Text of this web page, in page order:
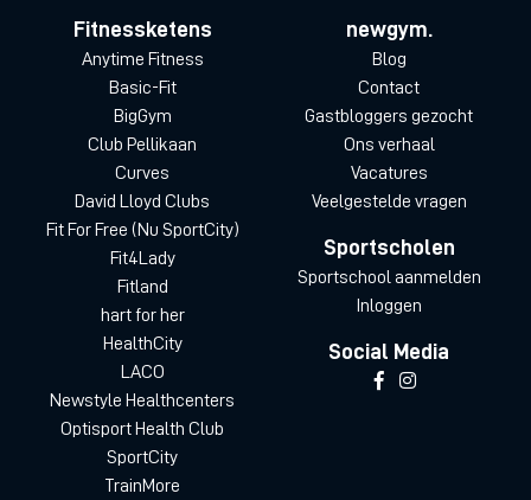
Fitnessketens
Anytime Fitness
Basic-Fit
BigGym
Club Pellikaan
Curves
David Lloyd Clubs
Fit For Free (Nu SportCity)
Fit4Lady
Fitland
hart for her
HealthCity
LACO
Newstyle Healthcenters
Optisport Health Club
SportCity
TrainMore
newgym.
Blog
Contact
Gastbloggers gezocht
Ons verhaal
Vacatures
Veelgestelde vragen
Sportscholen
Sportschool aanmelden
Inloggen
Social Media